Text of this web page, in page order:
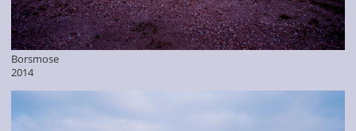
Borsmose
2014